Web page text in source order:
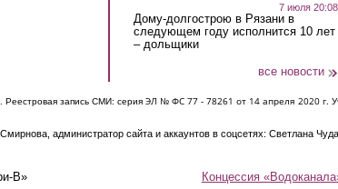
7 июля 20:08
Дому-долгострою в Рязани в
следующем году исполнится 10 лет
– дольщики
все новости
Реестровая запись СМИ: серия ЭЛ № ФС 77 - 78261 от 14 апреля 2020 г.
администратор сайта и аккаунтов в соцсетях: Светлана
Концессия
В»